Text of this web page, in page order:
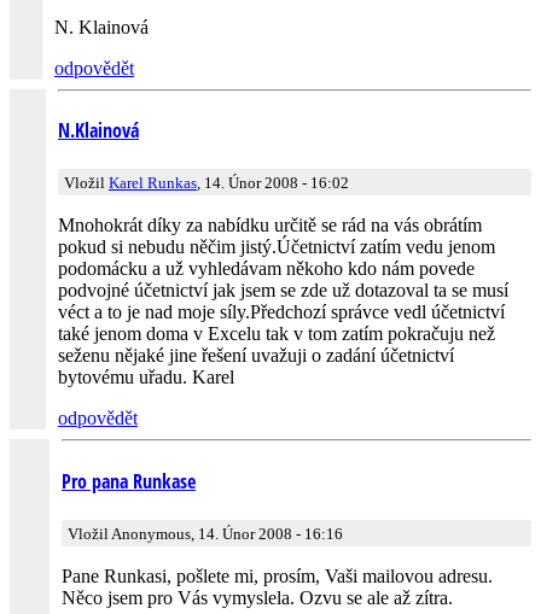
N. Klainová
odpovědět
N.Klainová
Vložil Karel Runkas, 14. Únor 2008 - 16:02
Mnohokrát díky za nabídku určitě se rád na vás obrátím
pokud si nebudu něčim jistý.Účetnictví zatím vedu jenom
podomácku a už vyhledávam někoho kdo nám povede
podvojné účetnictví jak jsem se zde už dotazoval ta se musí
véct a to je nad moje síly.Předchozí správce vedl účetnictví
také jenom doma v Excelu tak v tom zatím pokračuju než
seženu nějaké jine řešení uvažuji o zadání účetnictví
bytovému uřadu. Karel
odpovědět
Pro pana Runkase
Vložil Anonymous, 14. Únor 2008 - 16:16
Pane Runkasi, pošlete mi, prosím, Vaši mailovou adresu.
Něco jsem pro Vás vymyslela. Ozvu se ale až zítra.